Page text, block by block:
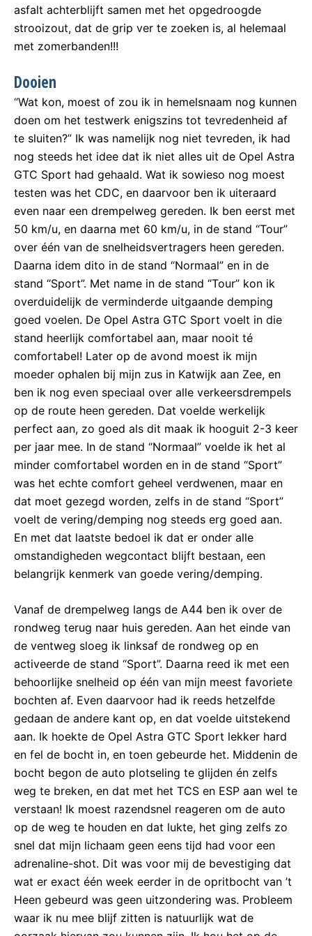
asfalt achterblijft samen met het opgedroogde
strooizout, dat de grip ver te zoeken is, al helemaal
met zomerbanden!!!
Dooien
“Wat kon, moest of zou ik in hemelsnaam nog kunnen
doen om het testwerk enigszins tot tevredenheid af
te sluiten?” Ik was namelijk nog niet tevreden, ik had
nog steeds het idee dat ik niet alles uit de Opel Astra
GTC Sport had gehaald. Wat ik sowieso nog moest
testen was het CDC, en daarvoor ben ik uiteraard
even naar een drempelweg gereden. Ik ben eerst met
50 km/u, en daarna met 60 km/u, in de stand “Tour”
over één van de snelheidsvertragers heen gereden.
Daarna idem dito in de stand “Normaal” en in de
stand “Sport”. Met name in de stand “Tour” kon ik
overduidelijk de verminderde uitgaande demping
goed voelen. De Opel Astra GTC Sport voelt in die
stand heerlijk comfortabel aan, maar nooit té
comfortabel! Later op de avond moest ik mijn
moeder ophalen bij mijn zus in Katwijk aan Zee, en
ben ik nog even speciaal over alle verkeersdrempels
op de route heen gereden. Dat voelde werkelijk
perfect aan, zo goed als dit maak ik hooguit 2-3 keer
per jaar mee. In de stand “Normaal” voelde ik het al
minder comfortabel worden en in de stand “Sport”
was het echte comfort geheel verdwenen, maar en
dat moet gezegd worden, zelfs in de stand “Sport”
voelt de vering/demping nog steeds erg goed aan.
En met dat laatste bedoel ik dat er onder alle
omstandigheden wegcontact blijft bestaan, een
belangrijk kenmerk van goede vering/demping.
Vanaf de drempelweg langs de A44 ben ik over de
rondweg terug naar huis gereden. Aan het einde van
de ventweg sloeg ik linksaf de rondweg op en
activeerde de stand “Sport”. Daarna reed ik met een
behoorlijke snelheid op één van mijn meest favoriete
bochten af. Even daarvoor had ik reeds hetzelfde
gedaan de andere kant op, en dat voelde uitstekend
aan. Ik hoekte de Opel Astra GTC Sport lekker hard
en fel de bocht in, en toen gebeurde het. Middenin de
bocht begon de auto plotseling te glijden én zelfs
weg te breken, en dat met het TCS en ESP aan wel te
verstaan! Ik moest razendsnel reageren om de auto
op de weg te houden en dat lukte, het ging zelfs zo
snel dat mijn lichaam geen eens tijd had voor een
adrenaline-shot. Dit was voor mij de bevestiging dat
wat er exact één week eerder in de opritbocht van ’t
Heen gebeurd was geen uitzondering was. Probleem
waar ik nu mee blijf zitten is natuurlijk wat de